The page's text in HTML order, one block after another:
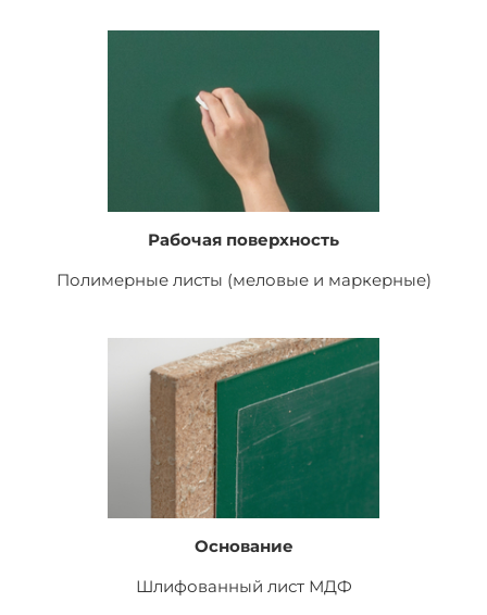
Рабочая поверхность
Полимерные листы (меловые и маркерные)
Основание
Шлифованный лист МДФ